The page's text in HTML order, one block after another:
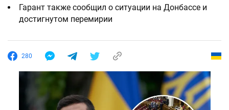
Гарант также сообщил о ситуации на Донбассе и
достигнутом перемирии
280